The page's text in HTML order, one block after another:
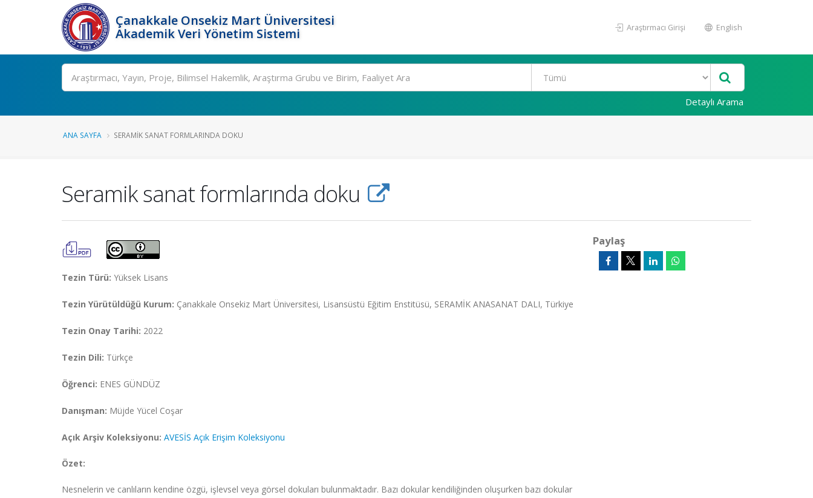
Çanakkale Onsekiz Mart Üniversitesi
Akademik Veri Yönetim Sistemi
Araştırmacı Girişi English
Ara
Detaylı Arama
ANA SAYFA SERAMIK SANAT FORMLARINDA DOKU
Seramik sanat formlarında doku
Tezin Türü: Yüksek Lisans
Tezin Yürütüldüğü Kurum: Çanakkale Onsekiz Mart Üniversitesi, Lisansüstü Eğitim Enstitüsü, SERAMİK ANASANAT DALI, Türkiye
Tezin Onay Tarihi: 2022
Tezin Dili: Türkçe
Öğrenci: ENES GÜNDÜZ
Danışman: Müjde Yücel Coşar
Açık Arşiv Koleksiyonu: AVESİS Açık Erişim Koleksiyonu
Özet:
Nesnelerin ve canlıların kendine özgü, işlevsel veya görsel dokuları bulunmaktadır. Bazı dokular kendiliğinden oluşurken bazı dokular
Paylaş